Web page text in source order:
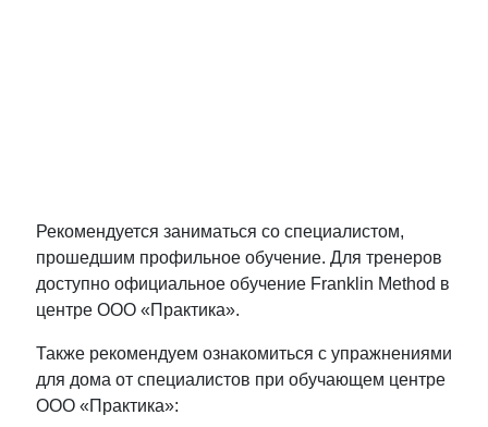
Рекомендуется заниматься со специалистом,
прошедшим профильное обучение. Для тренеров
доступно официальное обучение Franklin Method в
центре ООО «Практика».
Также рекомендуем ознакомиться с упражнениями
для дома от специалистов при обучающем центре
ООО «Практика»: